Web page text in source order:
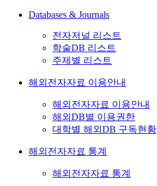
Databases & Journals
전자저널 리스트
학술DB 리스트
주제별 리스트
해외전자자료 이용안내
해외전자자료 이용안내
해외DB별 이용권한
대학별 해외DB 구독현황
해외전자자료 통계
해외전자자료 통계